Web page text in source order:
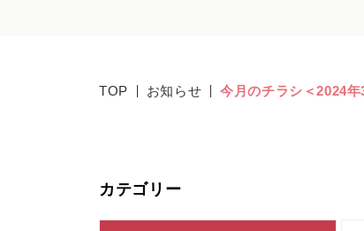
TOP お知らせ 今月のチラシ＜2024
カテゴリー